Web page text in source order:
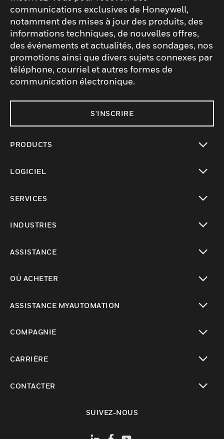
communications exclusives de Honeywell,
notamment des mises à jour des produits, des
informations techniques, de nouvelles offres,
des événements et actualités, des sondages, nos
promotions ainsi que divers sujets connexes par
téléphone, courriel et autres formes de
communication électronique.
S'INSCRIRE
PRODUCTS
LOGICIEL
SERVICES
INDUSTRIES
ASSISTANCE
OÙ ACHETER
ASSISTANCE MYAUTOMATION
COMPAGNIE
CARRIÈRE
CONTACTER
SUIVEZ-NOUS